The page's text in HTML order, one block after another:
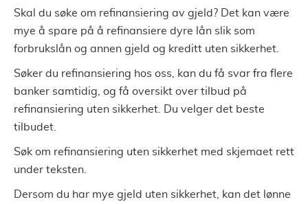
Skal du søke om refinansiering av gjeld? Det kan være
mye å spare på å refinansiere dyre lån slik som
forbrukslån og annen gjeld og kreditt uten sikkerhet.
Søker du refinansiering hos oss, kan du få svar fra flere
banker samtidig, og få oversikt over tilbud på
refinansiering uten sikkerhet. Du velger det beste
tilbudet.
Søk om refinansiering uten sikkerhet med skjemaet rett
under teksten.
Dersom du har mye gjeld uten sikkerhet, kan det lønne